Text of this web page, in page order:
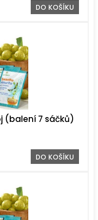
DO KOŠÍKU
(balení 7 sáčků)
DO KOŠÍKU